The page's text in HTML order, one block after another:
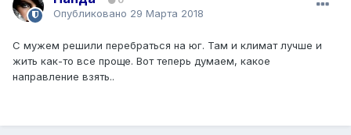
Опубликовано 29 Марта 2018
С мужем решили перебраться на юг. Там и климат лучше и
жить как-то все проще. Вот теперь думаем, какое
направление взять..